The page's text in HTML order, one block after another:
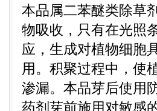
本品属二苯醚类除草
物吸收，只有在光照
应，生成对植物细胞
用。积聚过程中，使
渗漏。本品芽后使用
药剂芽前施用对敏感